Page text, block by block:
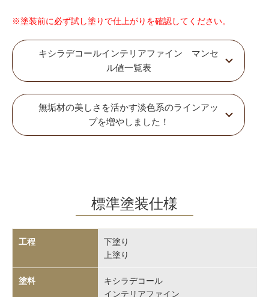
※塗装前に必ず試し塗りで仕上がりを確認してください。
キシラデコールインテリアファイン マンセ
ル値一覧表
無垢材の美しさを活かす淡色系のラインアッ
プを増やしました！
標準塗装仕様
下塗り
上塗り
キシラデコール
インテリアファイン